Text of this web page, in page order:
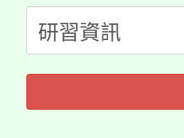
半價優惠，
者。
份教師增能
份教師研習
淨零綠生活
會
115年食農
程